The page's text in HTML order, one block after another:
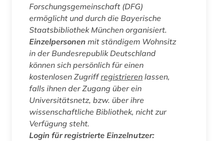
Forschungsgemeinschaft (DFG)
ermöglicht und durch die Bayerische
Staatsbibliothek München organisiert.
Einzelpersonen mit ständigem Wohnsitz
in der Bundesrepublik Deutschland
können sich persönlich für einen
kostenlosen Zugriffregistrieren lassen,
falls ihnen der Zugang über ein
Universitätsnetz, bzw. über ihre
wissenschaftliche Bibliothek, nicht zur
Verfügung steht.
Login für registrierte Einzelnutzer: